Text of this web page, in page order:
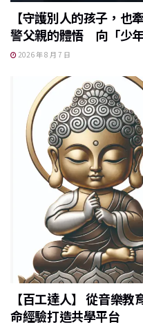
【守護別人的孩子，也
警父親的體悟 向「少
2026 年 8 月 7 日
【百工達人】 從音樂
命經驗打造共學平台